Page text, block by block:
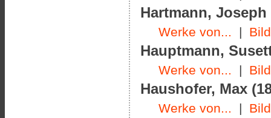
Hartmann, Joseph
Werke von... |
Hauptmann,
Werke von... |
Haushofer, Max
Werke von... |